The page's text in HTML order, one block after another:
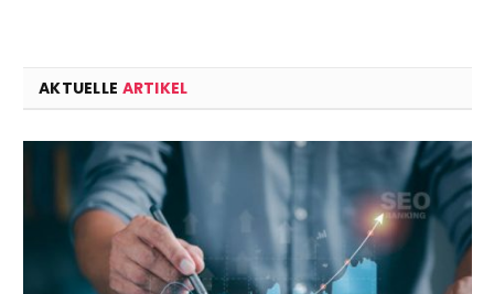
AKTUELLE ARTIKEL